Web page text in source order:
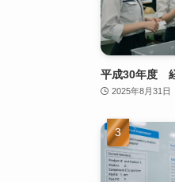
平成30年度
2025年8月31日